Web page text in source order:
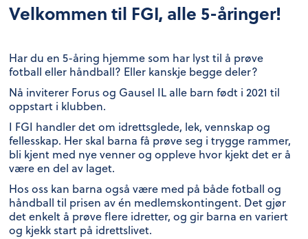
Velkommen til FGI, alle 5-åringer!
Har du en 5-åring hjemme som har lyst til å prøve
fotball eller håndball? Eller kanskje begge deler?
Nå inviterer Forus og Gausel IL alle barn født i 2021 til
oppstart i klubben.
I FGI handler det om idrettsglede, lek, vennskap og
fellesskap. Her skal barna få prøve seg i trygge rammer,
bli kjent med nye venner og oppleve hvor kjekt det er å
være en del av laget.
Hos oss kan barna også være med på både fotball og
håndball til prisen av én medlemskontingent. Det gjør
det enkelt å prøve flere idretter, og gir barna en variert
og kjekk start på idrettslivet.